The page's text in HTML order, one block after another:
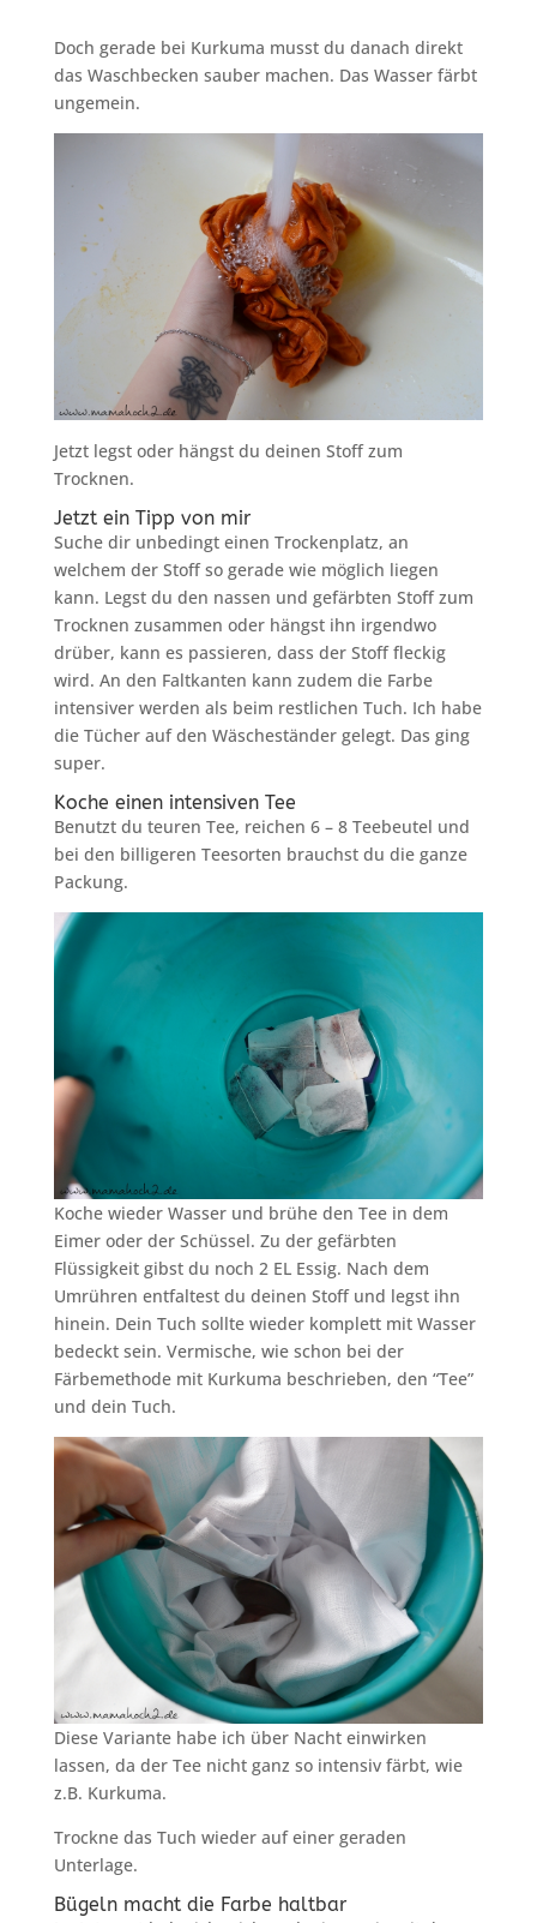
Doch gerade bei Kurkuma musst du danach direkt
das Waschbecken sauber machen. Das Wasser färbt
ungemein.
Jetzt legst oder hängst du deinen Stoff zum
Trocknen.
Jetzt ein Tipp von mir
Suche dir unbedingt einen Trockenplatz, an
welchem der Stoff so gerade wie möglich liegen
kann. Legst du den nassen und gefärbten Stoff zum
Trocknen zusammen oder hängst ihn irgendwo
drüber, kann es passieren, dass der Stoff fleckig
wird. An den Faltkanten kann zudem die Farbe
intensiver werden als beim restlichen Tuch. Ich habe
die Tücher auf den Wäscheständer gelegt. Das ging
super.
Koche einen intensiven Tee
Benutzt du teuren Tee, reichen 6 – 8 Teebeutel und
bei den billigeren Teesorten brauchst du die ganze
Packung.
Koche wieder Wasser und brühe den Tee in dem
Eimer oder der Schüssel. Zu der gefärbten
Flüssigkeit gibst du noch 2 EL Essig. Nach dem
Umrühren entfaltest du deinen Stoff und legst ihn
hinein. Dein Tuch sollte wieder komplett mit Wasser
bedeckt sein. Vermische, wie schon bei der
Färbemethode mit Kurkuma beschrieben, den “Tee”
und dein Tuch.
Diese Variante habe ich über Nacht einwirken
lassen, da der Tee nicht ganz so intensiv färbt, wie
z.B. Kurkuma.
Trockne das Tuch wieder auf einer geraden
Unterlage.
Bügeln macht die Farbe haltbar